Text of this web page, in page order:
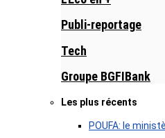
Publi-reportage
Tech
Groupe BGFIBank
Les plus récents
POUFA: le